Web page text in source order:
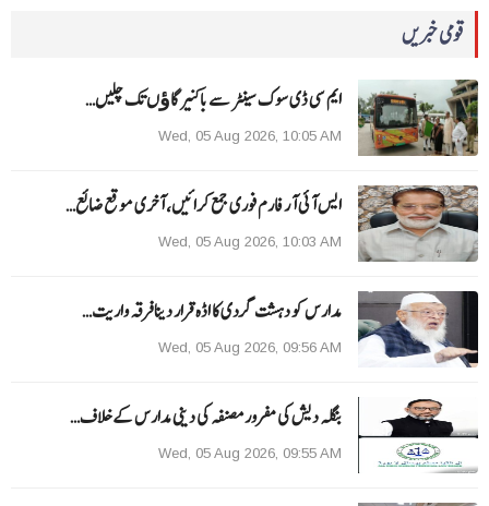
قومی خبریں
ایم سی ڈی سوک سینٹر سے باکنیر گاﺅں تک چلیں…
Wed, 05 Aug 2026, 10:05 AM
ایس آئی آر فارم فوری جمع کرائیں، آخری موقع ضائع…
Wed, 05 Aug 2026, 10:03 AM
مدارس کو دہشت گردی کا اڈہ قرار دینا فرقہ واریت…
Wed, 05 Aug 2026, 09:56 AM
بنگلہ دیش کی مفرور مصنفہ کی دینی مدارس کے خلاف…
Wed, 05 Aug 2026, 09:55 AM